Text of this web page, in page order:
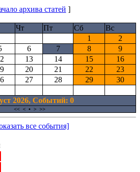
архива статей ]
Чт Пт Сб
Вс
1
2
6 7 8
9
13 14 15
16
20 21 22
23
27 28 29
30
2026, Cобытий: 0
<< < • > >>
все события]